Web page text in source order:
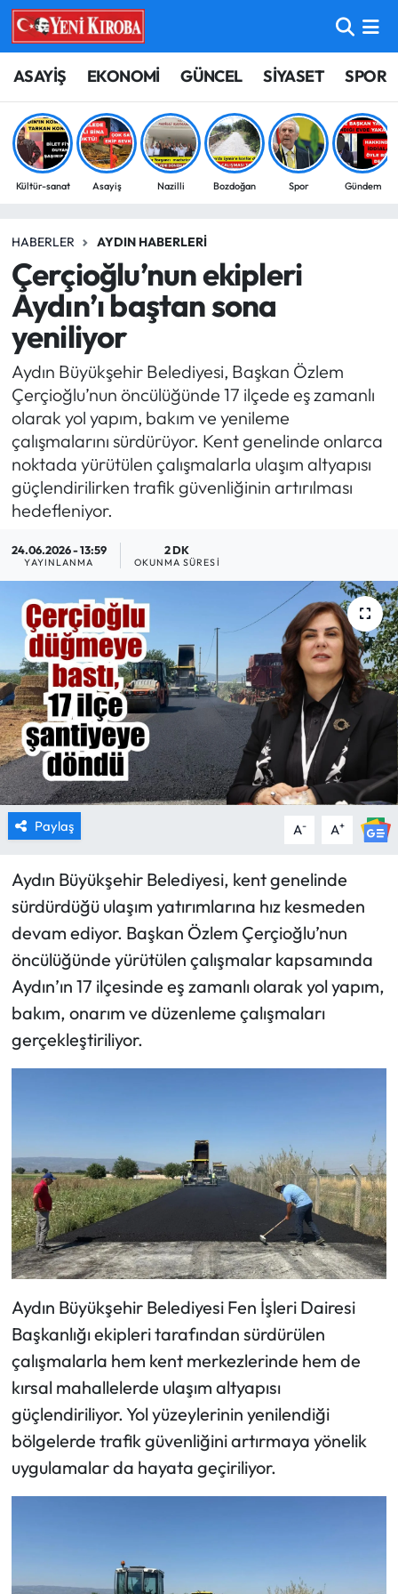
ASAYİŞ EKONOMİ GÜNCEL SİYASET SPOR
Kültür-sanat Asayiş Nazilli Bozdoğan Spor Gündem
HABERLER AYDIN HABERLERI
Çerçioğlu’nun ekipleri
Aydın’ı baştan sona
yeniliyor
Aydın Büyükşehir Belediyesi, Başkan Özlem
Çerçioğlu’nun öncülüğünde 17 ilçede eş zamanlı
olarak yol yapım, bakım ve yenileme
çalışmalarını sürdürüyor. Kent genelinde onlarca
noktada yürütülen çalışmalarla ulaşım altyapısı
güçlendirilirken trafik güvenliğinin artırılması
hedefleniyor.
24.06.2026 - 13:59
YAYINLANMA
2 DK
OKUNMA SÜRESI
Paylaş A- A+
Aydın Büyükşehir Belediyesi, kent genelinde
sürdürdüğü ulaşım yatırımlarına hız kesmeden
devam ediyor. Başkan Özlem Çerçioğlu’nun
öncülüğünde yürütülen çalışmalar kapsamında
Aydın’ın 17 ilçesinde eş zamanlı olarak yol yapım,
bakım, onarım ve düzenleme çalışmaları
gerçekleştiriliyor.
Aydın Büyükşehir Belediyesi Fen İşleri Dairesi
Başkanlığı ekipleri tarafından sürdürülen
çalışmalarla hem kent merkezlerinde hem de
kırsal mahallelerde ulaşım altyapısı
güçlendiriliyor. Yol yüzeylerinin yenilendiği
bölgelerde trafik güvenliğini artırmaya yönelik
uygulamalar da hayata geçiriliyor.
ASAYİŞ
BİLİM-TEKNOLOJİ
ÇEVRE
EĞİTİM
EKONOMİ
GÜNCEL
GÜNDEM
MAGAZİN
SAĞLIK
SİYASET
SPOR
TARIM
TURİZM
YAŞAM
RESMİ İLANLAR
HABER İLAN
Aydın Nöbetçi Eczaneler
Aydın Hava Durumu
Aydin Namaz Vakitleri
Süper Lig Puan Durumu ve Fikstür
Tüm Manşetler
Son Dakika Haberleri
Haber Arşivi